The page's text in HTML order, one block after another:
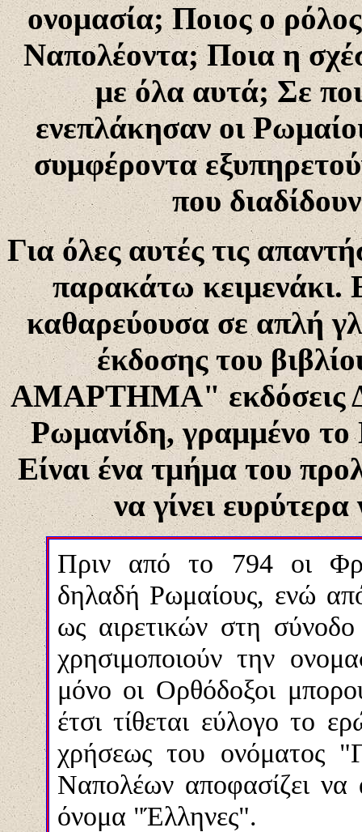
ονομασία; Ποιος ο
Ναπολέοντα; Ποια η
με όλα αυτά; Σε
ενεπλάκησαν οι
συμφέροντα
που
Για όλες αυτές τις
παρακάτω κειμενάκι.
καθαρεύουσα σε απλή
έκδοσης του
ΑΜΑΡΤΗΜΑ" εκδόσεις
Ρωμανίδη, γραμμένο
Είναι ένα τμήμα του
να γίνει
Πριν από το 794 οι
δηλαδή Ρωμαίους, ενώ
ως αιρετικών στη
χρησιμοποιούν την
μόνο οι Ορθόδοξοι
έτσι τίθεται εύλογο το
χρήσεως του ονόματος
Ναπολέων αποφασίζει να
όνομα "Έλληνες".